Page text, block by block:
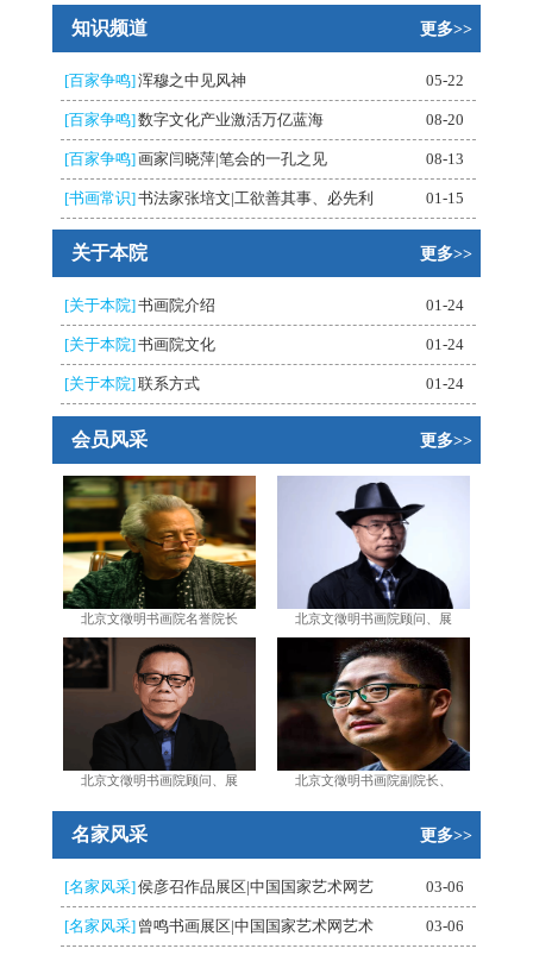
知识频道 更多>>
[百家争鸣]浑穆之中见风神 05-22
[百家争鸣]数字文化产业激活万亿蓝海 08-20
[百家争鸣]画家闫晓萍|笔会的一孔之见 08-13
[书画常识]书法家张培文|工欲善其事、必先利 01-15
关于本院 更多>>
[关于本院] 书画院介绍 01-24
[关于本院] 书画院文化 01-24
[关于本院] 联系方式 01-24
会员风采 更多>>
北京文徵明书画院名誉院长 北京文徵明书画院顾问、展
北京文徵明书画院顾问、展 北京文徵明书画院副院长、
名家风采 更多>>
[名家风采]侯彦召作品展区|中国国家艺术网艺 03-06
[名家风采] 曾鸣书画展区|中国国家艺术网艺术 03-06